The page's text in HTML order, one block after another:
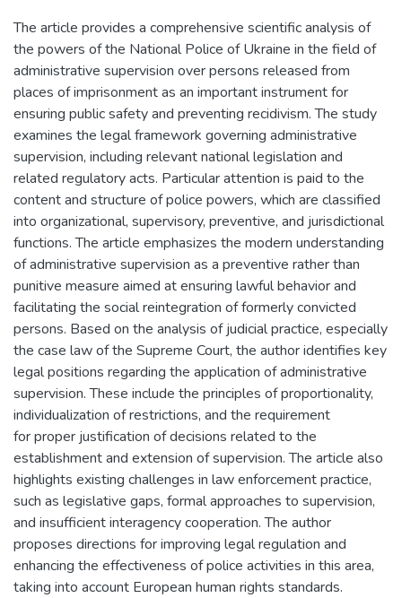
The article provides a comprehensive scientific analysis of
the powers of the National Police of Ukraine in the field of
administrative supervision over persons released from
places of imprisonment as an important instrument for
ensuring public safety and preventing recidivism. The study
examines the legal framework governing administrative
supervision, including relevant national legislation and
related regulatory acts. Particular attention is paid to the
content and structure of police powers, which are classified
into organizational, supervisory, preventive, and jurisdictional
functions. The article emphasizes the modern understanding
of administrative supervision as a preventive rather than
punitive measure aimed at ensuring lawful behavior and
facilitating the social reintegration of formerly convicted
persons. Based on the analysis of judicial practice, especially
the case law of the Supreme Court, the author identifies key
legal positions regarding the application of administrative
supervision. These include the principles of proportionality,
individualization of restrictions, and the requirement
for proper justification of decisions related to the
establishment and extension of supervision. The article also
highlights existing challenges in law enforcement practice,
such as legislative gaps, formal approaches to supervision,
and insufficient interagency cooperation. The author
proposes directions for improving legal regulation and
enhancing the effectiveness of police activities in this area,
taking into account European human rights standards.